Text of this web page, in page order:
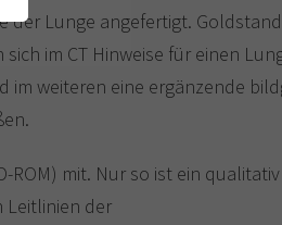
der Lunge angefertigt.
im CT Hinweise für einen
im weiteren eine ergänzende
ROM) mit. Nur so ist ein qualitativ
Leitlinien der